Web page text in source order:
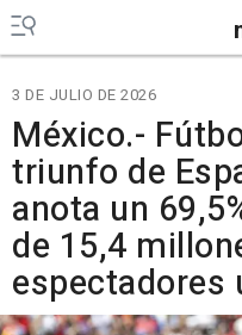
3 DE JULIO DE 2026
México.-
triunfo de
anota un
de 15,4
espectadores